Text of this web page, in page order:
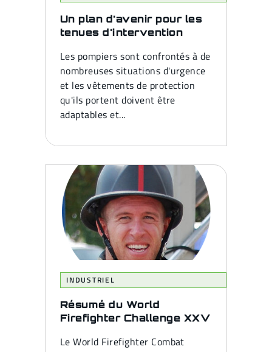
Un plan d'avenir pour les
tenues d'intervention
Les pompiers sont confrontés à de
nombreuses situations d'urgence
et les vêtements de protection
qu'ils portent doivent être
adaptables et...
INDUSTRIEL
Résumé du World
Firefighter Challenge XXV
Le World Firefighter Combat